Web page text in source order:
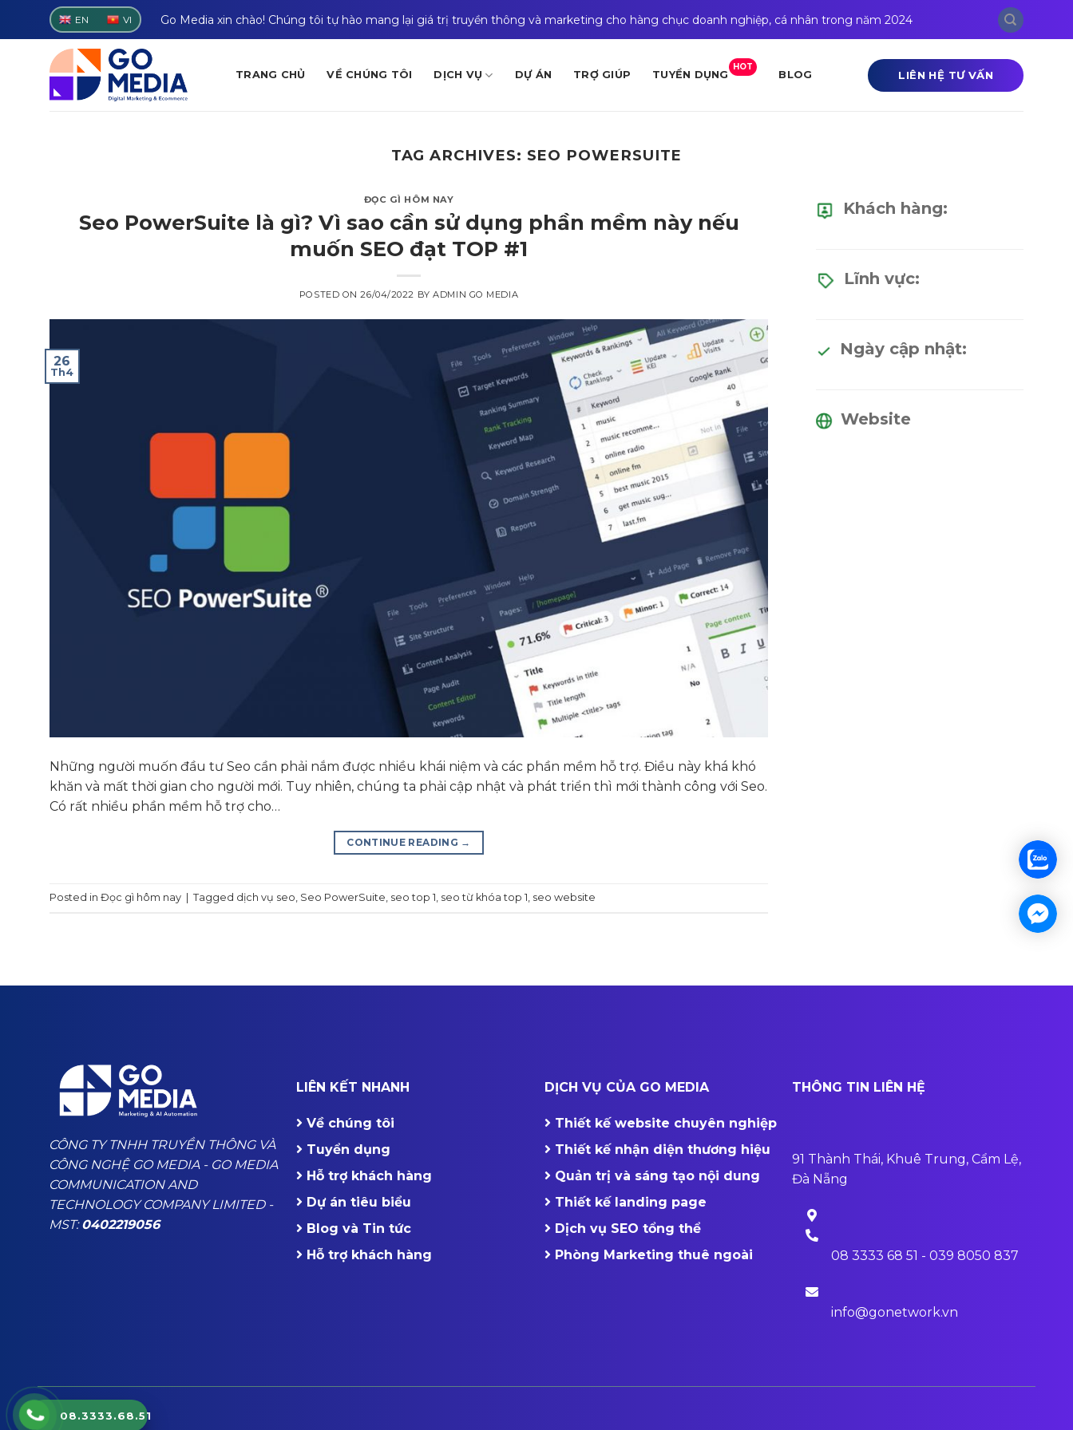
EN VI Go Media xin chào! Chúng tôi tự hào mang lại giá trị truyền thông và marketing cho hàng chục doanh nghiệp, cá nhân trong năm 2024
TRANG CHỦ VỀ CHÚNG TÔI DỊCH VỤ DỰ ÁN TRỢ GIÚP TUYỂN DỤNG
HOT
BLOG LIÊN HỆ TƯ VẤN
TAG ARCHIVES: SEO POWERSUITE
ĐỌC GÌ HÔM NAY
Seo PowerSuite là gì? Vì sao cần sử dụng phần mềm này nếu
muốn SEO đạt TOP #1
POSTED ON26/04/2022 BYADMIN GO MEDIA
26
Th4
Những người muốn đầu tư Seo cần phải nắm được nhiều khái niệm và các phần mềm hỗ trợ. Điều này khá khó
khăn và mất thời gian cho người mới. Tuy nhiên, chúng ta phải cập nhật và phát triển thì mới thành công với Seo.
Có rất nhiều phần mềm hỗ trợ cho…
CONTINUE READING →
Posted in Đọc gì hôm nay Tagged dịch vụ seo Seo PowerSuite seo top 1 seo từ khóa top 1 seo website
Khách hàng:
Lĩnh vực:
Ngày cập nhật:
Website
CÔNG TY TNHH TRUYỀN THÔNG VÀ
CÔNG NGHỆ GO MEDIA - GO MEDIA
COMMUNICATION AND
TECHNOLOGY COMPANY LIMITED -
MST:0402219056
LIÊN KẾT NHANH
Về chúng tôi
Tuyển dụng
Hỗ trợ khách hàng
Dự án tiêu biểu
Blog và Tin tức
Hỗ trợ khách hàng
DỊCH VỤ CỦA GO MEDIA
Thiết kế website chuyên nghiệp
Thiết kế nhận diện thương hiệu
Quản trị và sáng tạo nội dung
Thiết kế landing page
Dịch vụ SEO tổng thể
Phòng Marketing thuê ngoài
THÔNG TIN LIÊN HỆ
91 Thành Thái, Khuê Trung, Cẩm Lệ,
Đà Nẵng
08 3333 68 51 - 039 8050 837
info@gonetwork.vn
08.3333.68.51